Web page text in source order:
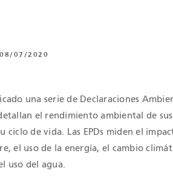
Y MECÁNICA
08/07/2020
una serie de Declaraciones
el rendimiento ambiental de
ciclo de vida. Las EPDs miden el
el uso de la energía, el cambio
uso del agua.